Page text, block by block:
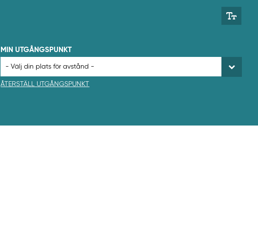
MIN UTGÅNGSPUNKT
ÅTERSTÄLL UTGÅNGSPUNKT